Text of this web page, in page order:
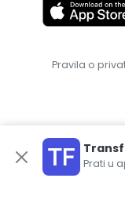
Prati u
Pravila o